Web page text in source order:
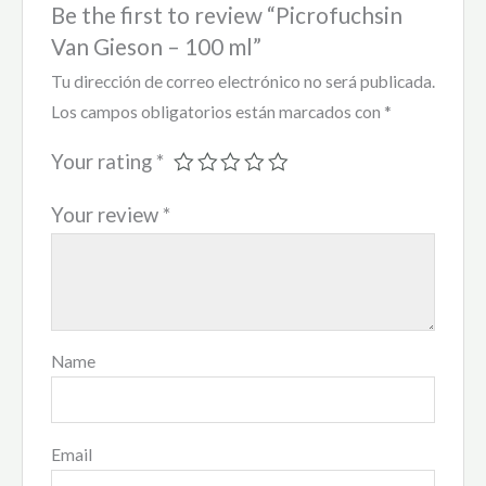
Be the first to review “Picrofuchsin
Van Gieson – 100 ml”
Tu dirección de correo electrónico no será publicada.
Los campos obligatorios están marcados con *
Your rating *
Your review *
Name
Email